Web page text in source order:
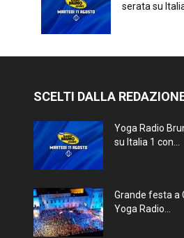
serata su
SCELTI DALLA
Yoga Radio
su Italia 1 con...
Grande festa a
Yoga Radio...